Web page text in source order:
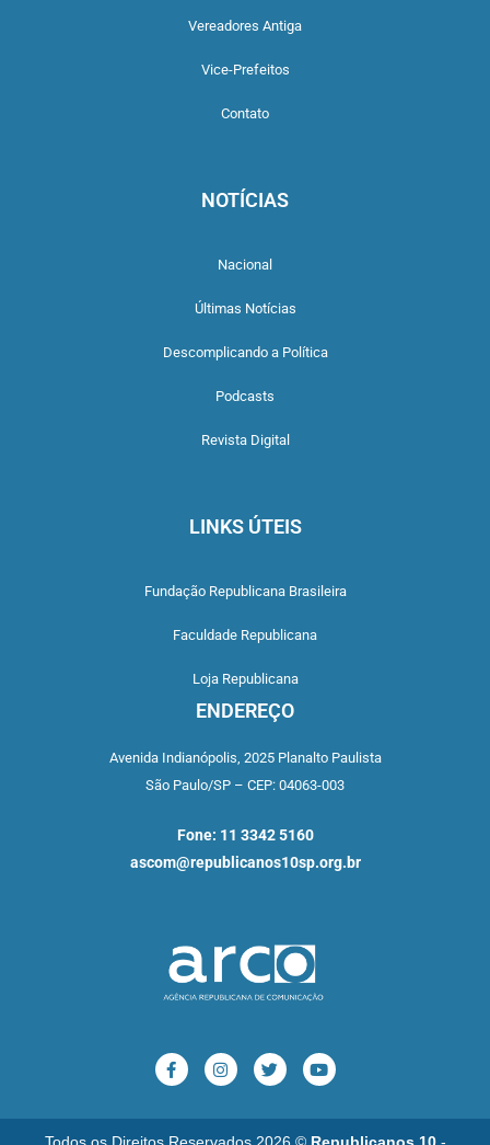
Vereadores Antiga
Vice-Prefeitos
Contato
NOTÍCIAS
Nacional
Últimas Notícias
Descomplicando a Política
Podcasts
Revista Digital
LINKS ÚTEIS
Fundação Republicana Brasileira
Faculdade Republicana
Loja Republicana
ENDEREÇO
Avenida Indianópolis, 2025 Planalto Paulista
São Paulo/SP – CEP: 04063-003
Fone: 11 3342 5160
ascom@republicanos10sp.org.br